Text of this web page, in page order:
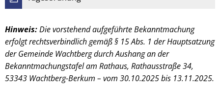
Hinweis:Die vorstehend aufgeführte Bekanntmachung
erfolgt rechtsverbindlich gemäß § 15 Abs. 1 der Hauptsatzung
der Gemeinde Wachtberg durch Aushang an der
Bekanntmachungstafel am Rathaus, Rathausstraße 34,
53343 Wachtberg-Berkum – vom 30.10.2025 bis 13.11.2025.